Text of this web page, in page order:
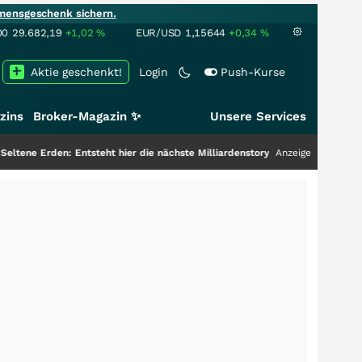
sichern.
29.682,19 +1,02% EUR/USD 1,15644 +0,34 %
Login Push-Kurse
Aktie geschenkt!
Broker-Magazin ✨ Unsere Services
Entsteht hier die nächste Milliardenstory?+++ Anzeige